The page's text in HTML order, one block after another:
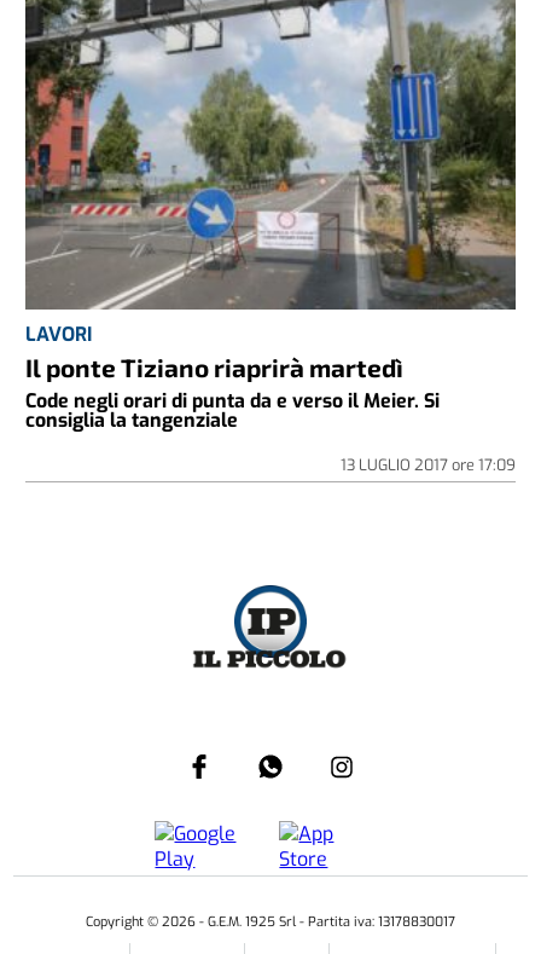
LAVORI
Il ponte Tiziano riaprirà martedì
Code negli orari di punta da e verso il Meier. Si
consiglia la tangenziale
13 LUGLIO 2017ore 17:09
Copyright © 2026 - G.E.M. 1925 Srl - Partita iva: 13178830017